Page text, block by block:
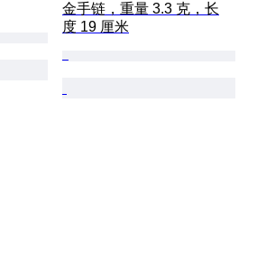
金手链，重量 3.3 克，长
度 19 厘米